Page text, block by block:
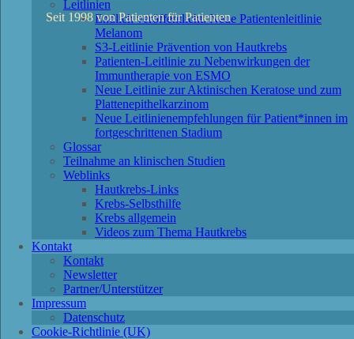
Leitlinien
Endlich veröffentlicht: Neue Patientenleitlinie
Melanom
S3-Leitlinie Prävention von Hautkrebs
Patienten-Leitlinie zu Nebenwirkungen der
Immuntherapie von ESMO
Neue Leitlinie zur Aktinischen Keratose und zum
Plattenepithelkarzinom
Neue Leitlinienempfehlungen für Patient*innen im
fortgeschrittenen Stadium
Glossar
Teilnahme an klinischen Studien
Weblinks
Hautkrebs-Links
Krebs-Selbsthilfe
Krebs allgemein
Videos zum Thema Hautkrebs
Kontakt
Kontakt
Newsletter
Partner/Unterstützer
Impressum
Datenschutz
Cookie-Richtlinie (UK)
Seit 1998 von Patienten für Patienten